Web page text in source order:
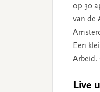
op 30
van de
Een
Arbeid.
Live